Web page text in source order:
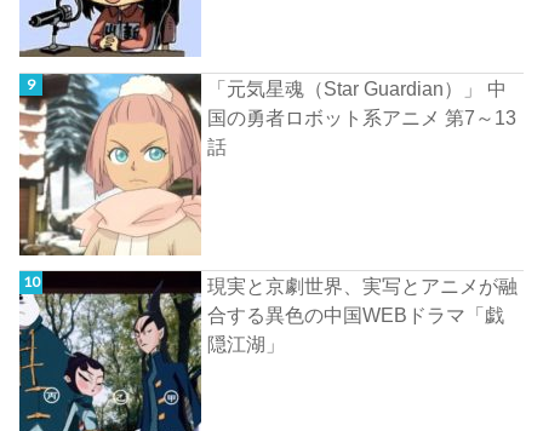
「元気星魂（Star Guardian）」 中
国の勇者ロボット系アニメ 第7～13
話
現実と京劇世界、実写とアニメが融
合する異色の中国WEBドラマ「戯
隠江湖」